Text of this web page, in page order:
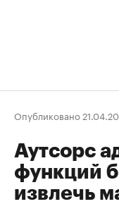
Опубликовано
Аутсорс
функций
извлечь